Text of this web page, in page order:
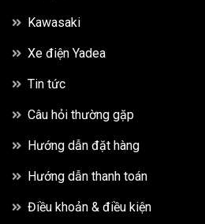
Kawasaki
Xe điện Yadea
Tin tức
Câu hỏi thường gặp
Hướng dẫn đặt hàng
Hướng dẫn thanh toán
Điều khoản & điều kiện